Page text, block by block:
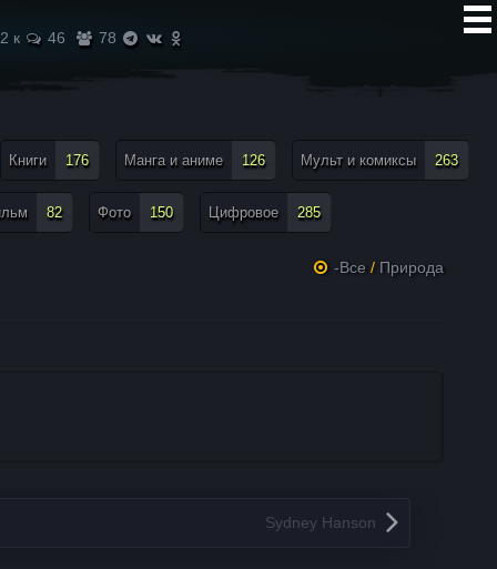
2 к 46 78
Книги 176 Манга и аниме 126 Мульт и комиксы 263
82 Фото 150 Цифровое 285
-Все / Природа
Sydney Hanson